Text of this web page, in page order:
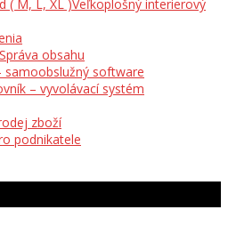
( M, L, XL )Veľkoplošný interierový
obsahu
samoobslužný software
– vyvolávací systém
zboží
podnikatele